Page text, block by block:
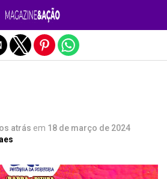
atrás em 18 de março de 2024
da versão mobile